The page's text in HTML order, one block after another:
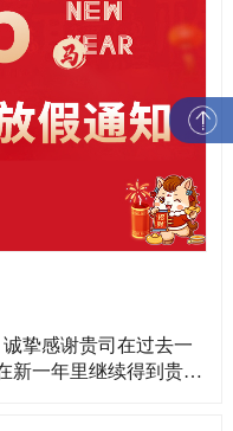
新一年里继续得到贵司